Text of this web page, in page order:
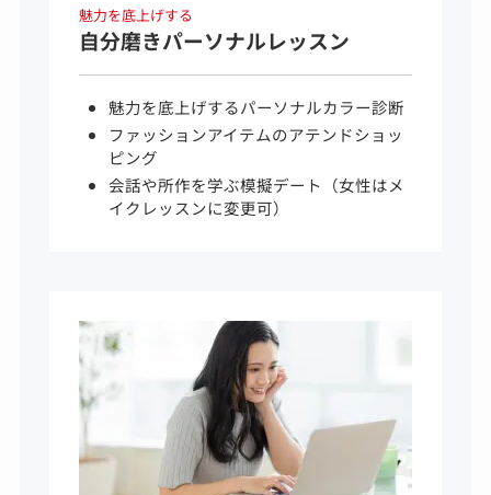
魅力を底上げする
自分磨きパーソナルレッスン
魅力を底上げするパーソナルカラー診断
ファッションアイテムのアテンドショッ
ピング
会話や所作を学ぶ模擬デート（女性はメ
イクレッスンに変更可）